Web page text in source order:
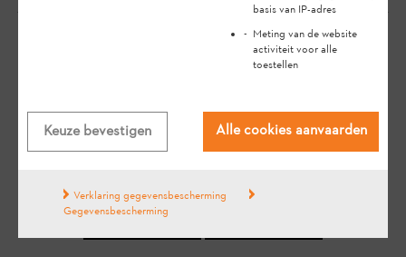
Je mening is belangrijk voor ons!
Heeft het antwoord
geholpen?
Ja
basis van IP-adres
Meting van de website
activiteit voor alle
toestellen
Keuze bevestigen Alle cookies aanvaarden
Verklaring gegevensbescherming
Gegevensbescherming